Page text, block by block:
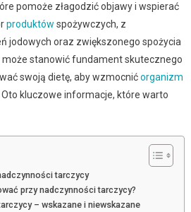
pomoże złagodzić objawy i wspierać
produktów spożywczych, z
jodowych oraz zwiększonego spożycia
może stanowić fundament skutecznego
swoją dietę, aby wzmocnićorganizm
kluczowe informacje, które warto
tarczycy
przy nadczynności tarczycy?
– wskazane i niewskazane